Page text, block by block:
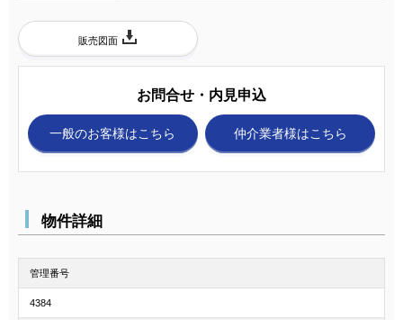
販売図面
お問合せ・内見申込
一般のお客様はこちら 仲介業者様はこちら
物件詳細
管理番号
4384